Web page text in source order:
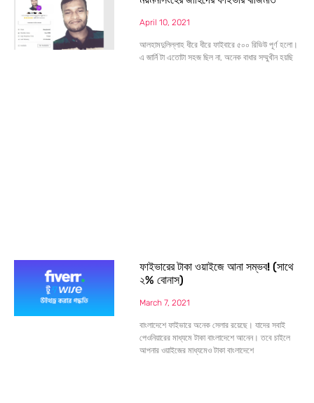
April 10, 2021
আলহামদুলিল্লাহ ধীরে ধীরে ফাইবারে ৫০০ রিভিউ পূর্ণ হলো।
এ জার্নি টা এতোটা সহজ ছিল না, অনেক বাধার সম্মুখীন হয়ছি
ফাইভারের টাকা ওয়াইজে আনা সম্ভব! (সাথে
২% বোনাস)
March 7, 2021
বাংলাদেশে ফাইভারে অনেক সেলার রয়েছে। যাদের সবাই
পেওনিয়ারের মাধ্যমে টাকা বাংলাদেশে আনেন। তবে চাইলে
আপনার ওয়াইজের মাধ্যমেও টাকা বাংলাদেশে